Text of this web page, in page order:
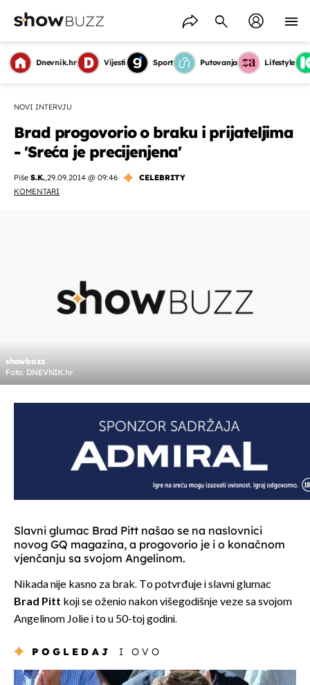
Dnevnik.hr Vijesti Sport Putovanja Lifestyle
NOVI INTERVJU
Brad progovorio o braku i prijateljima
- 'Sreća je precijenjena'
Piše S.K.,29.09.2014 @ 09:46
CELEBRITY
KOMENTARI
showbuzz
Foto: DNEVNIK.hr
Slavni glumac Brad Pitt našao se na naslovnici
novog GQ magazina, a progovorio je i o konačnom
vjenčanju sa svojom Angelinom.
Nikada nije kasno za brak. To potvrđuje i slavni glumac
Brad Pitt koji se oženio nakon višegodišnje veze sa svojom
Angelinom Jolie i to u 50-toj godini.
POGLEDAJ I OVO